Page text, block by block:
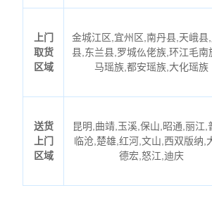
上门
取货
区域
金城江区,宜州区,南丹县,天峨县
县,东兰县,罗城仫佬族,环江毛南
马瑶族,都安瑶族,大化瑶族
送货
上门
区域
昆明,曲靖,玉溪,保山,昭通,丽江,
临沧,楚雄,红河,文山,西双版纳,
德宏,怒江,迪庆